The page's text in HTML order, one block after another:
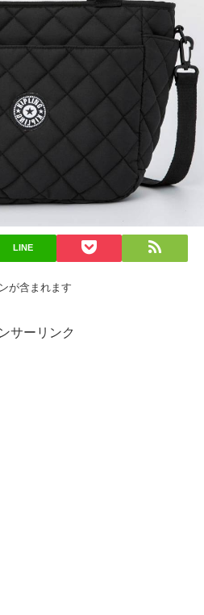
LINE
が含まれます
サーリンク